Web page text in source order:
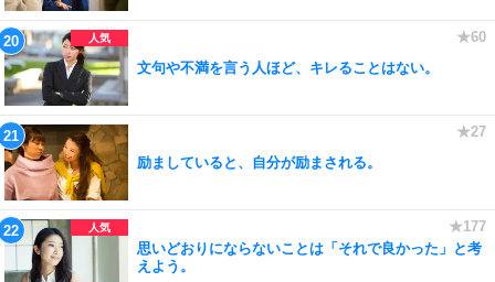
文句や不満を言う人ほど、キレることはない。
励ましていると、自分が励まされる。
思いどおりにならないことは「それで良かった」と考
えよう。